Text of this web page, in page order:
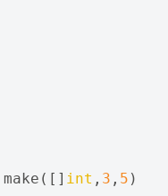
make ([] int , 3 , 5 )